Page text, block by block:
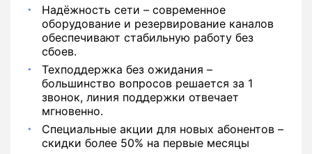
Надёжность сети – современное
оборудование и резервирование каналов
обеспечивают стабильную работу без
сбоев.
Техподдержка без ожидания –
большинство вопросов решается за 1
звонок, линия поддержки отвечает
мгновенно.
Специальные акции для новых абонентов –
скидки более 50% на первые месяцы